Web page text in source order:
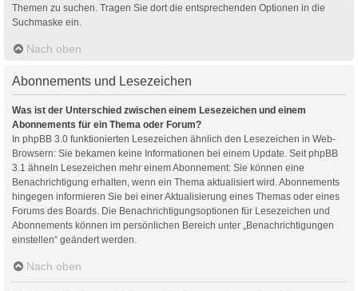
Themen zu suchen. Tragen Sie dort die entsprechenden Optionen in die
Suchmaske ein.
Nach oben
Abonnements und Lesezeichen
Was ist der Unterschied zwischen einem Lesezeichen und einem
Abonnements für ein Thema oder Forum?
In phpBB 3.0 funktionierten Lesezeichen ähnlich den Lesezeichen in Web-
Browsern: Sie bekamen keine Informationen bei einem Update. Seit phpBB
3.1 ähneln Lesezeichen mehr einem Abonnement: Sie können eine
Benachrichtigung erhalten, wenn ein Thema aktualisiert wird. Abonnements
hingegen informieren Sie bei einer Aktualisierung eines Themas oder eines
Forums des Boards. Die Benachrichtigungsoptionen für Lesezeichen und
Abonnements können im persönlichen Bereich unter „Benachrichtigungen
einstellen“ geändert werden.
Nach oben